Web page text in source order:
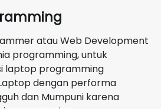
atau Web Development
programming, untuk
laptop programming
dengan performa
dan Mumpuni karena